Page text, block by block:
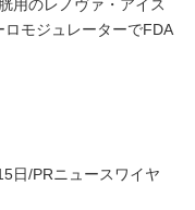
用のレノヴァ・アイス
モジュレーターでFDA
日/PRニュースワイヤ